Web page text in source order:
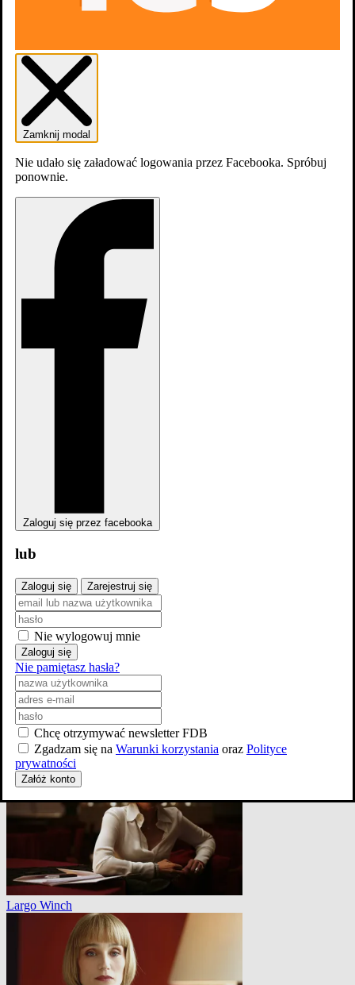
Z tobą i przeciw tobie
Człowiek człowiekowi
Połów szczęścia w Jemenie
Largo Winch
Zamknij modal
Nie udało się załadować logowania przez Facebooka. Spróbuj
ponownie.
Zaloguj się przez facebooka
lub
Zaloguj się Zarejestruj się
Nie wylogowuj mnie
Zaloguj się
Nie pamiętasz hasła?
Chcę otrzymywać newsletter FDB
Zgadzam się na Warunki korzystania oraz Polityce
prywatności
Załóż konto